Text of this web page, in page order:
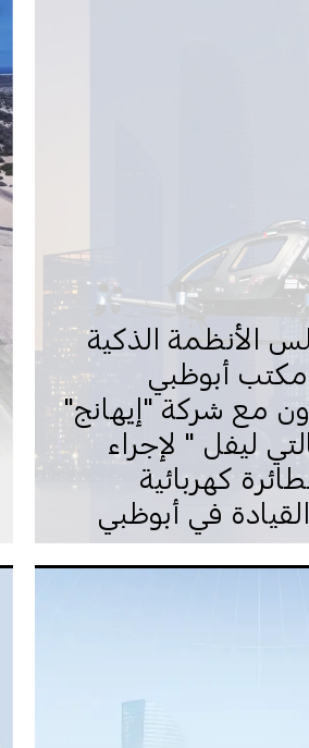
الأنظمة الذكية
مكتب أبوظبي
مع شركة "إيهانج"
ليفل " لإجراء
كهربائية
في أبوظبي